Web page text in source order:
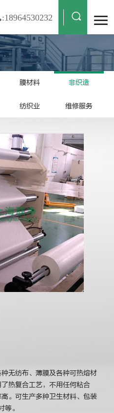
:18964530232
膜材料 非织造
纺织业 维修服务
无纺布、薄膜及各种可热熔材
热复合工艺，不用任何粘合
。可生产多种卫生材料、包装
等。